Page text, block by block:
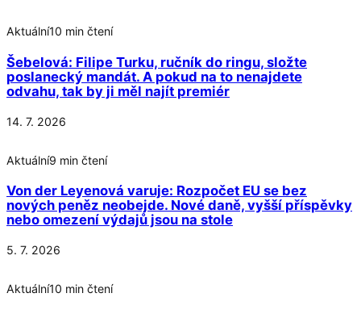
Aktuální10 min čtení
Šebelová: Filipe Turku, ručník do ringu, složte
poslanecký mandát. A pokud na to nenajdete
odvahu, tak by ji měl najít premiér
14. 7. 2026
Aktuální9 min čtení
Von der Leyenová varuje: Rozpočet EU se bez
nových peněz neobejde. Nové daně, vyšší příspěvky
nebo omezení výdajů jsou na stole
5. 7. 2026
Aktuální10 min čtení